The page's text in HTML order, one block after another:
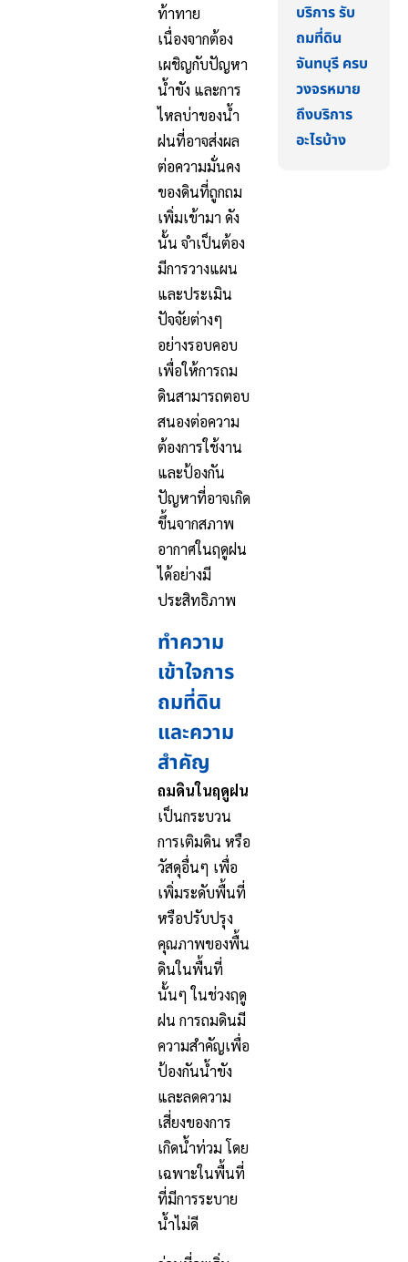
ท้าทาย
เนื่องจากต้อง
เผชิญกับปัญหา
น้ำขัง และการ
ไหลบ่าของน้ำ
ฝนที่อาจส่งผล
ต่อความมั่นคง
ของดินที่ถูกถม
เพิ่มเข้ามา ดัง
นั้น จำเป็นต้อง
มีการวางแผน
และประเมิน
ปัจจัยต่างๆ
อย่างรอบคอบ
เพื่อให้การถม
ดินสามารถตอบ
สนองต่อความ
ต้องการใช้งาน
และป้องกัน
ปัญหาที่อาจเกิด
ขึ้นจากสภาพ
อากาศในฤดูฝน
ได้อย่างมี
ประสิทธิภาพ
ทำความ
เข้าใจการ
ถมที่ดิน
และความ
สำคัญ
ถมดินในฤดูฝน
เป็นกระบวน
การเติมดิน หรือ
วัสดุอื่นๆ เพื่อ
เพิ่มระดับพื้นที่
หรือปรับปรุง
คุณภาพของพื้น
ดินในพื้นที่
นั้นๆ ในช่วงฤดู
ฝน การถมดินมี
ความสำคัญเพื่อ
ป้องกันน้ำขัง
และลดความ
เสี่ยงของการ
เกิดน้ำท่วม โดย
เฉพาะในพื้นที่
ที่มีการระบาย
น้ำไม่ดี
บริการ รับ
ถมที่ดิน
จันทบุรี ครบ
วงจรหมาย
ถึงบริการ
อะไรบ้าง